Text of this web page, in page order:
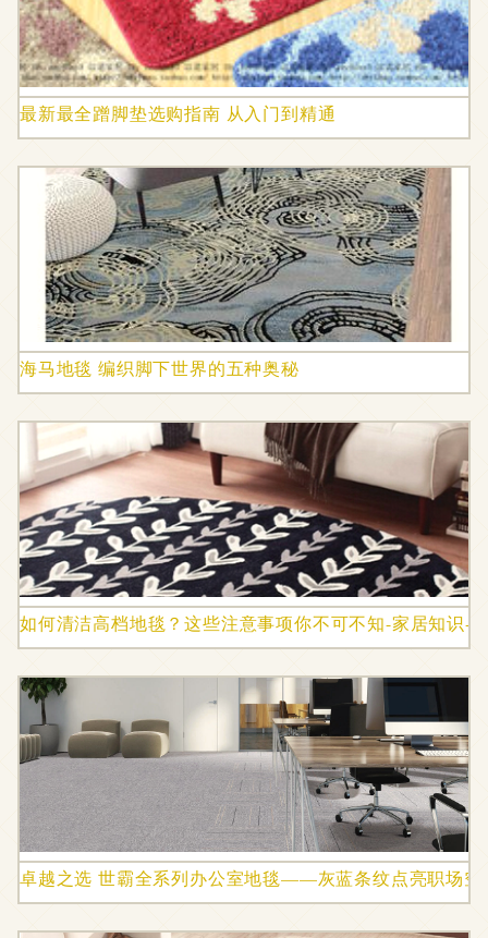
最新最全蹭脚垫选购指南 从入门到精通
海马地毯 编织脚下世界的五种奥秘
如何清洁高档地毯？这些注意事项你不可不知-家居知识-
卓越之选 世霸全系列办公室地毯——灰蓝条纹点亮职场空